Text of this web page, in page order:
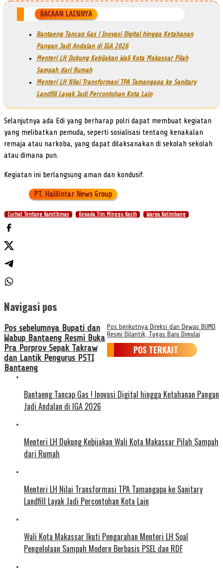
BACAAN LAINNYA
Bantaeng Tancap Gas ! Inovasi Digital hingga Ketahanan
Pangan Jadi Andalan di IGA 2026
Menteri LH Dukung Kebijakan Wali Kota Makassar Pilah
Sampah dari Rumah
Menteri LH Nilai Transformasi TPA Tamangapa ke Sanitary
Landfill Layak Jadi Percontohan Kota Lain
Selanjutnya ada Edi yang berharap polri dapat membuat kegiatan
yang melibatkan pemuda, seperti sosialisasi tentang kenakalan
remaja atau narkoba, yang dapat dilaksanakan di sekolah sekolah
atau dimana pun.
Kegiatan ini berlangsung aman dan kondusif.
PT. Halilintar News Group
Curhat Tentang Kamtibmas Kepada Tim Minggu Kasih Warga Katimbang
Navigasi pos
Pos sebelumnya Bupati dan
Wabup Bantaeng Resmi Buka
Pra Porprov Sepak Takraw
dan Lantik Pengurus PSTI
Bantaeng
Pos berikutnya Direksi dan Dewas BUMD
Resmi Dilantik, Tugas Baru Dimulai
POS TERKAIT
Bantaeng Tancap Gas ! Inovasi Digital hingga Ketahanan Pangan
Jadi Andalan di IGA 2026
Menteri LH Dukung Kebijakan Wali Kota Makassar Pilah Sampah
dari Rumah
Menteri LH Nilai Transformasi TPA Tamangapa ke Sanitary
Landfill Layak Jadi Percontohan Kota Lain
Wali Kota Makassar Ikuti Pengarahan Menteri LH Soal
Pengelolaan Sampah Modern Berbasis PSEL dan RDF